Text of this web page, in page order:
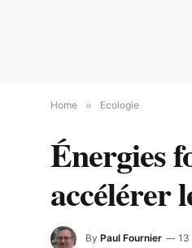
Home » Ecologie
Énergies
accélérer
By Paul Fournier 13